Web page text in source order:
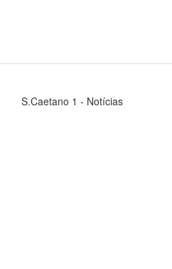
S.Caetano 1 - Notícias